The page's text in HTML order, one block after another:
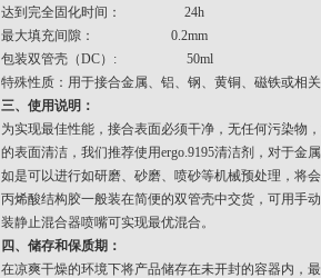
达到完全固化时间： 24h
最大填充间隙： 0.2mm
包装双管壳（DC）: 50ml
特殊性质：用于接合金属、铝、钢、黄铜、磁铁或相
三、使用说明：
为实现最佳性能，接合表面必须干净，无任何污染物
的表面清洁，我们推荐使用ergo.9195清洁剂，对于金属
如是可以进行如研磨、砂磨、喷砂等机械预处理，将会
丙烯酸结构胶一般装在简便的双管壳中交货，可用手
装静止混合器喷嘴可实现最优混合。
四、储存和保质期：
在凉爽干燥的环境下将产品储存在未开封的容器内，